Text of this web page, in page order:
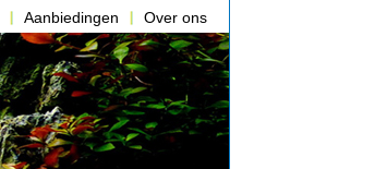
Aanbiedingen Over ons